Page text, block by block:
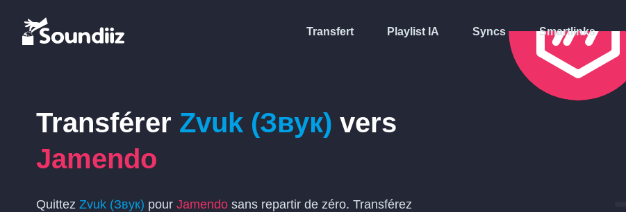
Transfert Playlist IA Syncs Smartlinks
Transférer Zvuk (Звук) vers
Jamendo
Quittez Zvuk (Звук) pour Jamendo sans repartir de zéro. Transférez